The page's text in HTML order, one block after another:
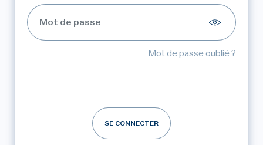
Mot de passe oublié ?
SE CONNECTER